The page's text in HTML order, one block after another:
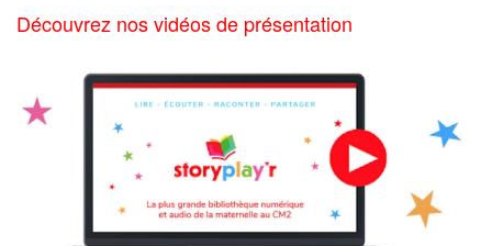
Découvrez nos vidéos de présentation